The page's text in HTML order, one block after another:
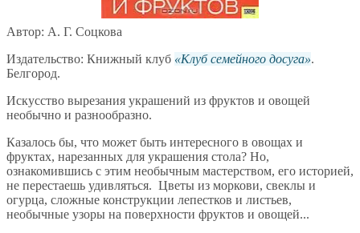
Автор: А. Г. Соцкова
Издательство: Книжный клуб
Клуб семейного досуга .
Белгород.
Искусство вырезания украшений из фруктов и овощей
необычно и разнообразно.
Казалось бы, что может быть интересного в овощах и
фруктах, нарезанных для украшения стола? Но,
ознакомившись с этим необычным мастерством, его историей,
не перестаешь удивляться. Цветы из моркови, свеклы и
огурца, сложные конструкции лепестков и листьев,
необычные узоры на поверхности фруктов и овощей...